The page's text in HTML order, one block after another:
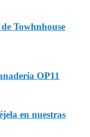
Towhnhouse
OP11
en nuestras